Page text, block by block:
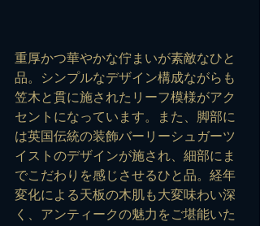
重厚かつ華やかな佇まいが素敵なひと
品。シンプルなデザイン構成ながらも
笠木と貫に施されたリーフ模様がアク
セントになっています。また、脚部に
は英国伝統の装飾バーリーシュガーツ
イストのデザインが施され、細部にま
でこだわりを感じさせるひと品。経年
変化による天板の木肌も大変味わい深
く、アンティークの魅力をご堪能いた